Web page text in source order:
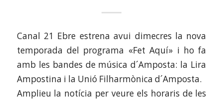
Canal 21 Ebre estrena avui dimecres la nova
temporada del programa «Fet Aquí» i ho fa
amb les bandes de música d´Amposta: la Lira
Ampostina i la Unió Filharmònica d´Amposta.
Amplieu la notícia per veure els horaris de les